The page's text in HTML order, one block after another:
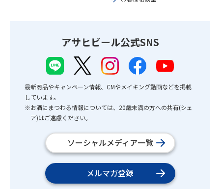
アサヒビール公式SNS
最新商品やキャンペーン情報、CMやメイキング動画などを掲載
しています。
※お酒にまつわる情報については、20歳未満の方への共有(シェ
ア)はご遠慮ください。
ソーシャルメディア一覧
メルマガ登録